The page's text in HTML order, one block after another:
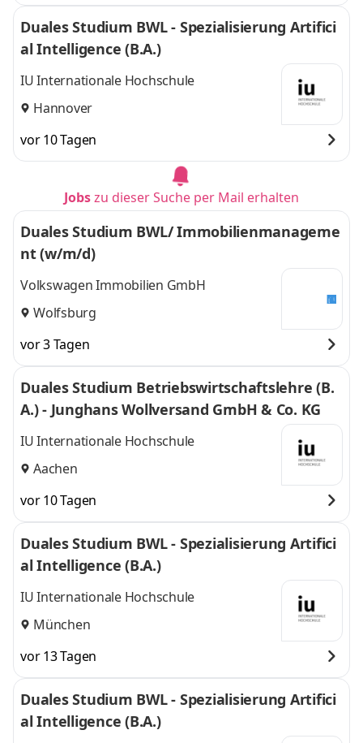
Duales Studium BWL - Spezialisierung Artifici
al Intelligence (B.A.)
IU Internationale Hochschule
Hannover
vor 10 Tagen
Jobszu dieser Suche per Mail erhalten
Duales Studium BWL/ Immobilienmanageme
nt (w/m/d)
Volkswagen Immobilien GmbH
Wolfsburg
vor 3 Tagen
Duales Studium Betriebswirtschaftslehre (B.
A.) - Junghans Wollversand GmbH & Co. KG
IU Internationale Hochschule
Aachen
vor 10 Tagen
Duales Studium BWL - Spezialisierung Artifici
al Intelligence (B.A.)
IU Internationale Hochschule
München
vor 13 Tagen
Duales Studium BWL - Spezialisierung Artifici
al Intelligence (B.A.)